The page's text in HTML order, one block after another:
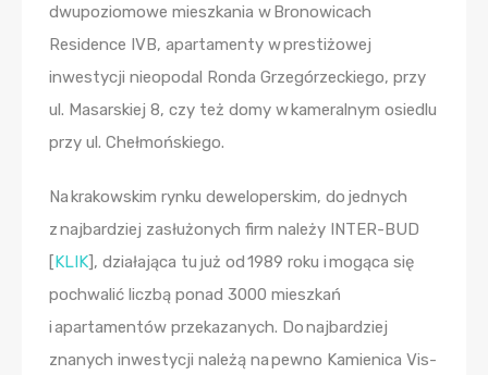
dwupoziomowe mieszkania w Bronowicach
Residence IVB, apartamenty w prestiżowej
inwestycji nieopodal Ronda Grzegórzeckiego, przy
ul. Masarskiej 8, czy też domy w kameralnym osiedlu
przy ul. Chełmońskiego.
Na krakowskim rynku deweloperskim, do jednych
z najbardziej zasłużonych firm należy INTER-BUD
[KLIK], działająca tu już od 1989 roku i mogąca się
pochwalić liczbą ponad 3000 mieszkań
i apartamentów przekazanych. Do najbardziej
znanych inwestycji należą na pewno Kamienica Vis-